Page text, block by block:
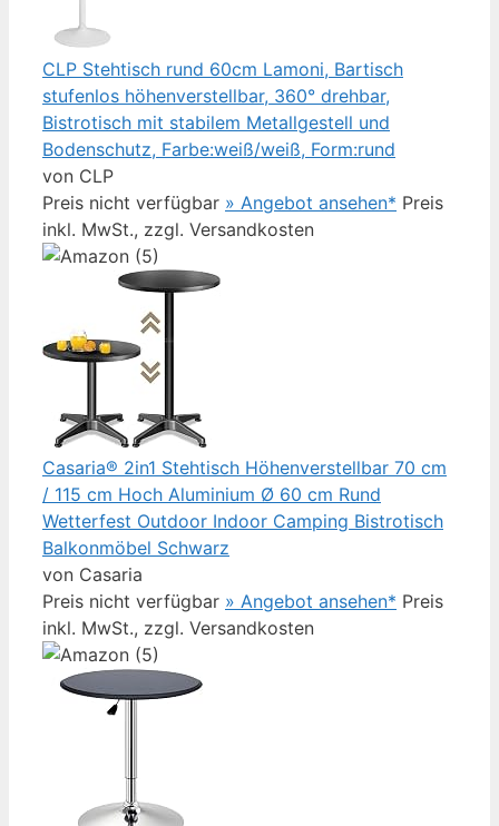
CLP Stehtisch rund 60cm Lamoni, Bartisch
stufenlos höhenverstellbar, 360° drehbar,
Bistrotisch mit stabilem Metallgestell und
Bodenschutz, Farbe:weiß/weiß, Form:rund
von CLP
Preis nicht verfügbar » Angebot ansehen* Preis
inkl. MwSt., zzgl. Versandkosten
Casaria® 2in1 Stehtisch Höhenverstellbar 70 cm
/ 115 cm Hoch Aluminium Ø 60 cm Rund
Wetterfest Outdoor Indoor Camping Bistrotisch
Balkonmöbel Schwarz
von Casaria
Preis nicht verfügbar » Angebot ansehen* Preis
inkl. MwSt., zzgl. Versandkosten